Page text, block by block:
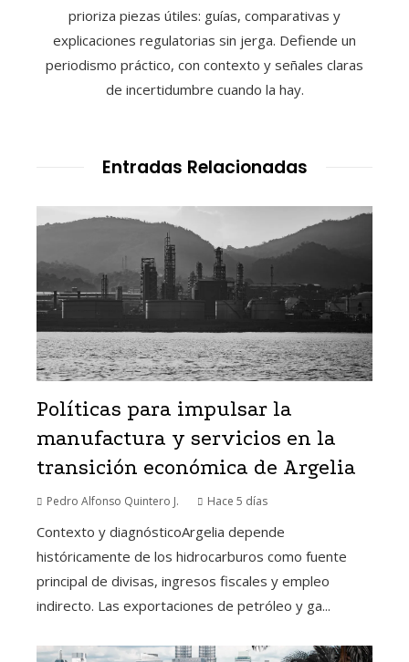
prioriza piezas útiles: guías, comparativas y
explicaciones regulatorias sin jerga. Defiende un
periodismo práctico, con contexto y señales claras
de incertidumbre cuando la hay.
Entradas Relacionadas
Políticas para impulsar la
manufactura y servicios en la
transición económica de Argelia
Pedro Alfonso Quintero J. Hace 5 días
Contexto y diagnósticoArgelia depende
históricamente de los hidrocarburos como fuente
principal de divisas, ingresos fiscales y empleo
indirecto. Las exportaciones de petróleo y ga...